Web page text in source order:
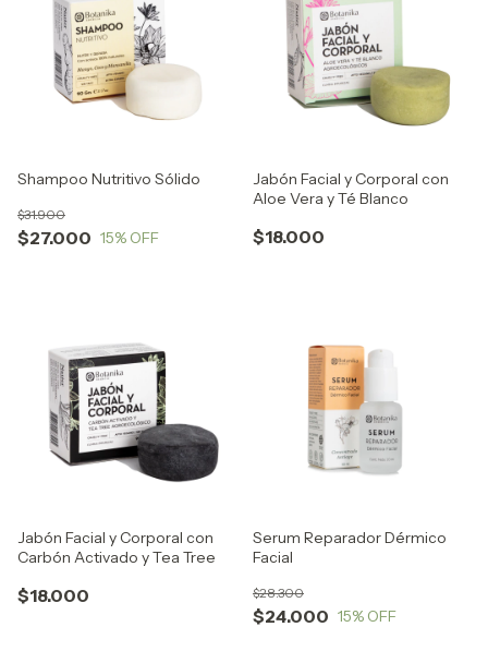
Shampoo Nutritivo Sólido
$27.000
$31.900
15% OFF
Jabón Facial y Corporal con
Aloe Vera y Té Blanco
$18.000
Jabón Facial y Corporal con
Carbón Activado y Tea Tree
$18.000
Serum Reparador Dérmico
Facial
$24.000
$28.300
15% OFF